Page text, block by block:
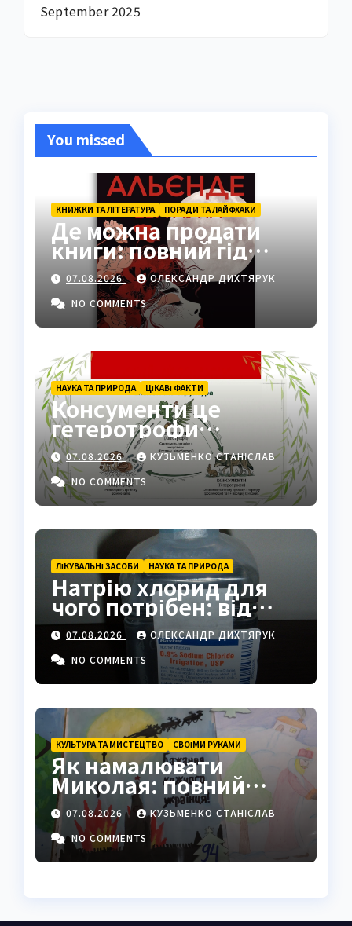
September 2025
You missed
КНИЖКИ ТА ЛІТЕРАТУРА ПОРАДИ ТА ЛАЙФХАКИ
Де можна продати
книги: повний гід
платформами 2026
07.08.2026
ОЛЕКСАНДР ДИХТЯРУК
NO COMMENTS
НАУКА ТА ПРИРОДА ЦІКАВІ ФАКТИ
Консументи це
гетеротрофи
екосистеми
07.08.2026
КУЗЬМЕНКО СТАНІСЛАВ
NO COMMENTS
ЛІКУВАЛЬНІ ЗАСОБИ НАУКА ТА ПРИРОДА
Натрію хлорид для
чого потрібен: від
фізрозчину до
промисловості
07.08.2026
ОЛЕКСАНДР ДИХТЯРУК
NO COMMENTS
КУЛЬТУРА ТА МИСТЕЦТВО СВОЇМИ РУКАМИ
Як намалювати
Миколая: повний
покроковий гайд з
секретами майстрів
07.08.2026
КУЗЬМЕНКО СТАНІСЛАВ
NO COMMENTS